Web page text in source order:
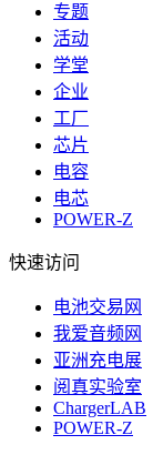
专题
活动
学堂
企业
工厂
芯片
电容
电芯
POWER-Z
快速访问
电池交易网
我爱音频网
亚洲充电展
阅真实验室
ChargerLAB
POWER-Z